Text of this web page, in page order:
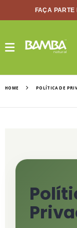
FAÇA
HOME POLÍTICA DE